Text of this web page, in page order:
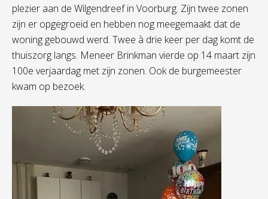
plezier aan de Wilgendreef in Voorburg. Zijn twee zonen
zijn er opgegroeid en hebben nog meegemaakt dat de
woning gebouwd werd. Twee à drie keer per dag komt de
thuiszorg langs. Meneer Brinkman vierde op 14 maart zijn
100e verjaardag met zijn zonen. Ook de burgemeester
kwam op bezoek.